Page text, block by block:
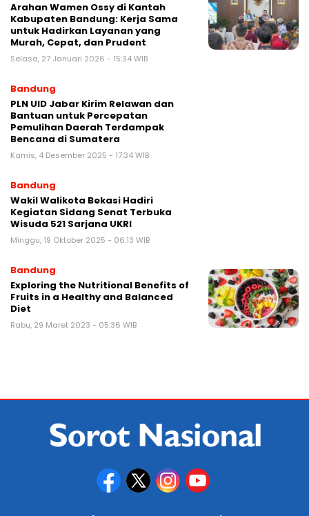
Arahan Wamen Ossy di Kantah
Kabupaten Bandung: Kerja Sama
untuk Hadirkan Layanan yang
Murah, Cepat, dan Prudent
Selasa, 27 Januari 2026 - 15:34 WIB
Bandung
PLN UID Jabar Kirim Relawan dan
Bantuan untuk Percepatan
Pemulihan Daerah Terdampak
Bencana di Sumatera
Kamis, 4 Desember 2025 - 17:34 WIB
Bandung
Wakil Walikota Bekasi Hadiri
Kegiatan Sidang Senat Terbuka
Wisuda 521 Sarjana UKRI
Minggu, 19 Oktober 2025 - 06:13 WIB
Bandung
Exploring the Nutritional Benefits of
Fruits in a Healthy and Balanced
Diet
Rabu, 29 Maret 2023 - 05:36 WIB